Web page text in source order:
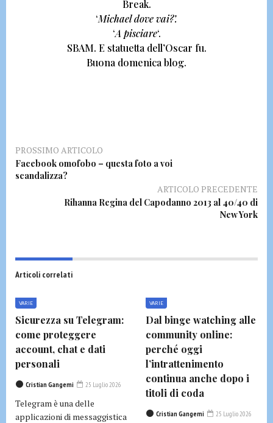
Break.
‘Michael dove vai?’.
‘A pisciare‘.
SBAM. E statuetta dell’Oscar fu.
Buona domenica blog.
PROSSIMO ARTICOLO
Facebook omofobo – questa foto a voi
scandalizza?
ARTICOLO PRECEDENTE
Rihanna Regina del Capodanno 2013 al 40/40 di
New York
Articoli correlati
VARIE
Sicurezza su Telegram:
come proteggere
account, chat e dati
personali
Cristian Gangemi 25 Luglio 2026
Telegram è una delle
applicazioni di messaggistica
VARIE
Dal binge watching alle
community online:
perché oggi
l’intrattenimento
continua anche dopo i
titoli di coda
Cristian Gangemi 25 Luglio 2026